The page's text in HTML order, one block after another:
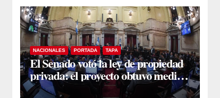
NACIONALES PORTADA TAPA
El Senado votó la ley de propiedad
privada: el proyecto obtuvo media
sanción